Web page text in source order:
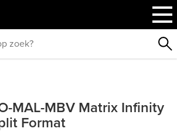
MAL-MBV Matrix Infinity
Format